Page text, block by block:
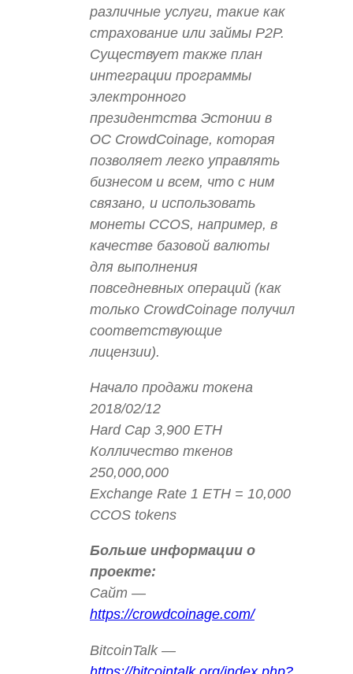
различные услуги, такие как
страхование или займы P2P.
Существует также план
интеграции программы
электронного
президентства Эстонии в
ОС CrowdCoinage, которая
позволяет легко управлять
бизнесом и всем, что с ним
связано, и использовать
монеты CCOS, например, в
качестве базовой валюты
для выполнения
повседневных операций (как
только CrowdCoinage получил
соответствующие
лицензии).
Начало продажи токена
2018/02/12
Hard Cap 3,900 ETH
Колличество ткенов
250,000,000
Exchange Rate 1 ETH = 10,000
CCOS tokens
Больше информации о
проекте:
Сайт —
https://crowdcoinage.com/
BitcoinTalk —